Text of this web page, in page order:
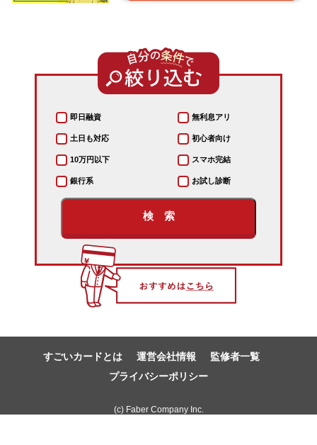
即日融資 無利息アリ
土日も対応 初心者向け
10万円以下 スマホ完結
銀行系 お試し診断
検 索
すごいカードとは 運営会社情報
監修者一覧
プライバシーポリシー
(c) Faber Company Inc.